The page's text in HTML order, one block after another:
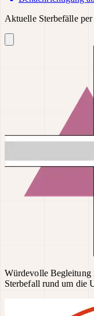
Aktuelle Sterbefälle
Würdevolle Begleitung
Sterbefall rund um die